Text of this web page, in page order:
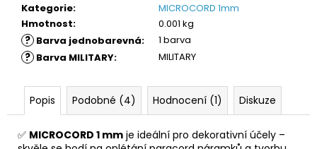
Kategorie:
MICROCORD 1mm
Hmotnost: 0.001 kg
? Barva jednobarevná: 1 barva
? Barva MILITARY: MILITARY
Popis Podobné (4) Hodnocení (1) Diskuze
✅ MICROCORD 1 mm je ideální pro dekorativní účely –
e
m
e